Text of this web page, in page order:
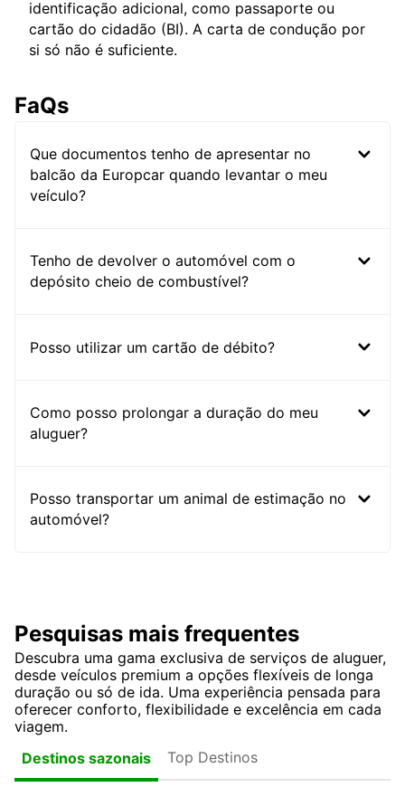
identificação adicional, como passaporte ou
cartão do cidadão (BI). A carta de condução por
si só não é suficiente.
FaQs
Que documentos tenho de apresentar no
balcão da Europcar quando levantar o meu
veículo?
Tenho de devolver o automóvel com o
depósito cheio de combustível?
Posso utilizar um cartão de débito?
Como posso prolongar a duração do meu
aluguer?
Posso transportar um animal de estimação no
automóvel?
Pesquisas mais frequentes
Descubra uma gama exclusiva de serviços de aluguer,
desde veículos premium a opções flexíveis de longa
duração ou só de ida. Uma experiência pensada para
oferecer conforto, flexibilidade e excelência em cada
viagem.
Destinos sazonais
Top Destinos